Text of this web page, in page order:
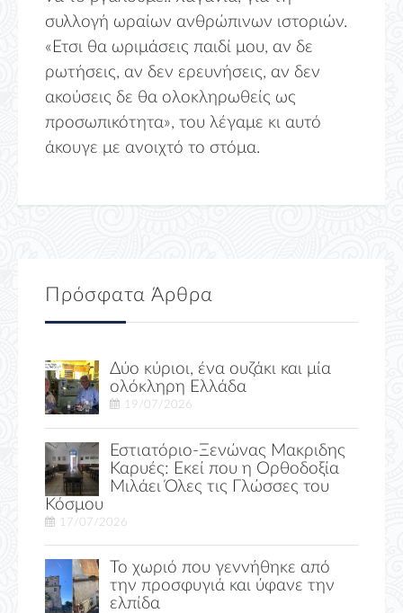
συλλογή ωραίων ανθρώπινων ιστοριών.
«Ετσι θα ωριμάσεις παιδί μου, αν δε
ρωτήσεις, αν δεν ερευνήσεις, αν δεν
ακούσεις δε θα ολοκληρωθείς ως
προσωπικότητα», του λέγαμε κι αυτό
άκουγε με ανοιχτό το στόμα.
Πρόσφατα Άρθρα
Δύο κύριοι, ένα ουζάκι και μία
ολόκληρη Ελλάδα
19/07/2026
Εστιατόριο-Ξενώνας Μακριδης
Καρυές: Εκεί που η Ορθοδοξία
Μιλάει Όλες τις Γλώσσες του
Κόσμου
17/07/2026
Το χωριό που γεννήθηκε από
την προσφυγιά και ύφανε την
ελπίδα